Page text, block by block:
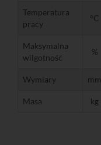
Temperatura
pracy
°C
Maksymalna
wilgotność
%
Wymiary mm
Masa kg